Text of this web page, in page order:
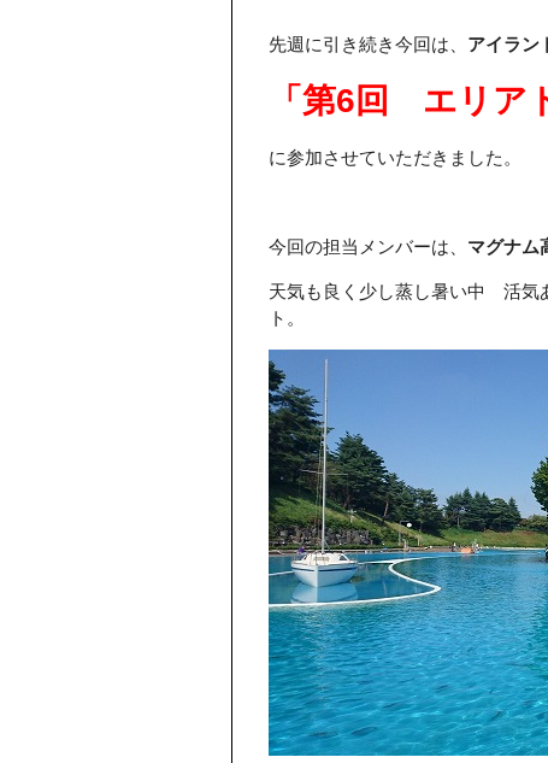
先週に引き続き今回は、 アイラン
「第6回 エリア
に参加させていただきました。
今回の担当メンバーは、 マグナム
天気も良く少し蒸し暑い中 活気
ト。